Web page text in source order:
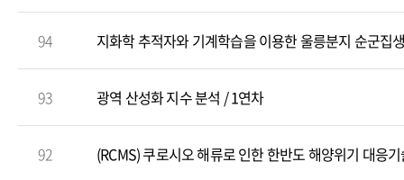
94
93 광역 산성화 지수 분석 / 1연차
92 (RCMS) 쿠로시오 해류로 인한 한반도 해양위기 대응